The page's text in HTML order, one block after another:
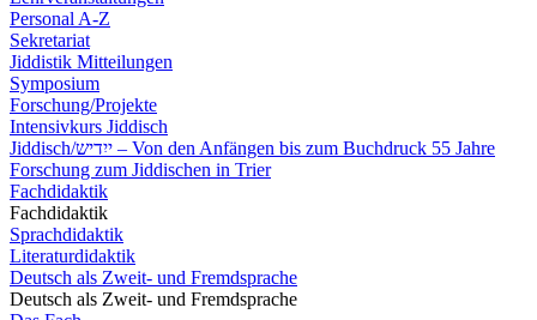
Personal A-Z
Sekretariat
Jiddistik Mitteilungen
Symposium
Forschung/Projekte
Intensivkurs Jiddisch
Jiddisch/ייִדיש – Von den Anfängen bis zum Buchdruck 55 Jahre
Forschung zum Jiddischen in Trier
Fachdidaktik
Fachdidaktik
Sprachdidaktik
Literaturdidaktik
Deutsch als Zweit- und Fremdsprache
Deutsch als Zweit- und Fremdsprache